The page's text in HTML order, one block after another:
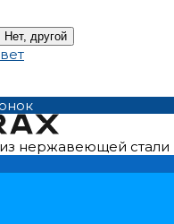
Нет, другой
нержавеющей стали